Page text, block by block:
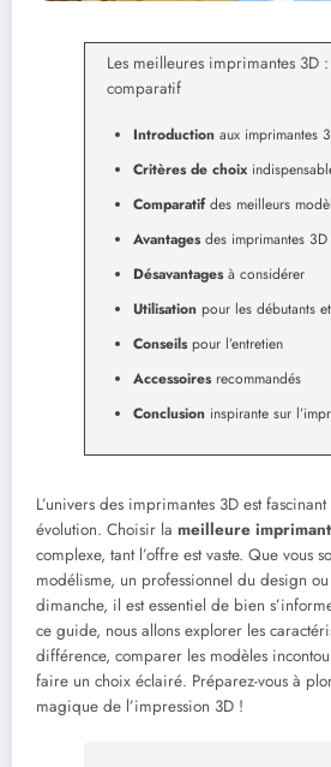
Les meilleures imprimantes 3D
comparatif
Introduction aux imprimantes
Critères de choix
Comparatifdes meilleurs
Avantagesdes imprimantes 3D
Désavantagesà considérer
Utilisation pour les débutants
Conseilspour l’entretien
Accessoiresrecommandés
Conclusion inspirante sur
L’univers des imprimantes 3D est
évolution. Choisir la meilleure
complexe, tant l’offre est vaste. Que vous
modélisme, un professionnel du design
dimanche, il est essentiel de bien
ce guide, nous allons explorer les
différence, comparer les modèles
faire un choix éclairé. Préparez-vous à
magique de l’impression 3D !